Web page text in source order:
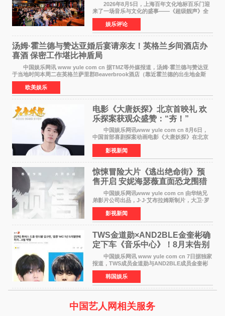
2026年8月5日，上海百年文化地标百乐门迎
来了一场音乐与文化的盛事——《超级靓声》全
国励志音乐公益节目上海唱区新闻发布会暨启动
仪式在此隆重举行。各界领导、嘉宾与媒体朋友
齐聚一堂，共同
娱乐评论
汤姆·霍兰德与赞达亚婚后宴请亲友！英格兰乡间酒店办
喜酒 保密工作堪比神盾局
中国娱乐网讯 www yule com cn 据TMZ等外媒报道，汤姆·霍兰德与赞达亚
于当地时间本周二在英格兰萨里郡Beaverbrook酒店（靠近霍兰德的出生地金斯
顿）举办婚宴，邀请家人与朋友们喝喜酒，庆祝
欧美娱乐
电影《大唐妖探》北京首映礼 欢
乐探案获观众盛赞：“夯！”
中国娱乐网讯www yule com cn 8月6日，
中国首部喜剧探案动画电影《大唐妖探》在北京
举办电影首映礼。导演程腾、联合导演黄珉、总
制片人曹紫建、制片人李莹莹，配音导演张喆，
对白指导程寅，领
影视新闻
惊悚冒险大片《逃出绝命街》预
售开启 安妮海瑟薇直面恐龙围猎
中国娱乐网讯www yule com cn 由华纳兄
弟影片公司出品，J·J·艾布拉姆斯制片，大卫·罗
伯特·米切尔执导，好莱坞巨星安妮·海瑟薇和伊万
·麦克格雷格领衔主演的2026暑期惊悚冒险大片
《逃出绝
影视新闻
TWS金道勋×AND2BLE金奎彬确
定下车《音乐中心》！8月末告别
MC席位
中国娱乐网讯 www yule com cn 7日据独家
报道，TWS成员金道勋与AND2BLE成员金奎彬
将于8月离开《音乐中心》MC的位置。 金道
勋与金奎彬于去年3月与H2H A-NA一起被选为
《音乐中心》MC，约1
韩国娱乐
中国艺人网相关服务